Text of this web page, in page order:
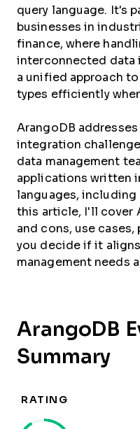
query language. It's
businesses in
finance, where
interconnected data
a unified approach
types efficiently
ArangoDB
integration
data management
applications written
languages, including
this article, I'll cover
and cons, use
you decide if it
management needs
ArangoDB
Summary
RATING